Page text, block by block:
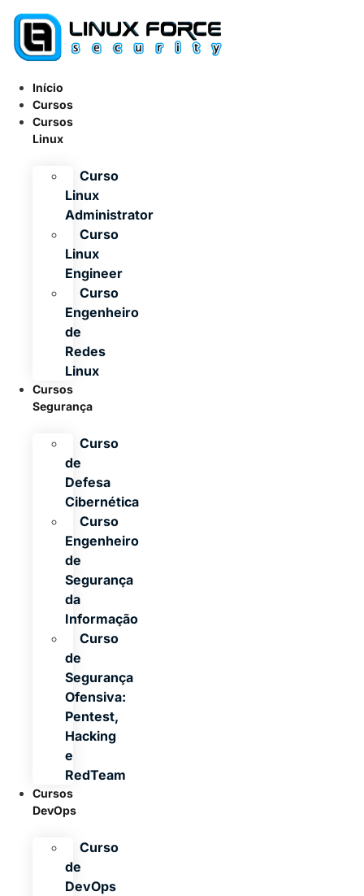
para
conteúdo
Início
Cursos
Cursos
Linux
Curso
Linux
Administrator
Curso
Linux
Engineer
Curso
Engenheiro
de
Redes
Linux
Cursos
Segurança
Curso
de
Defesa
Cibernética
Curso
Engenheiro
de
Segurança
da
Informação
Curso
de
Segurança
Ofensiva:
Pentest,
Hacking
e
RedTeam
Cursos
DevOps
Curso
de
DevOps